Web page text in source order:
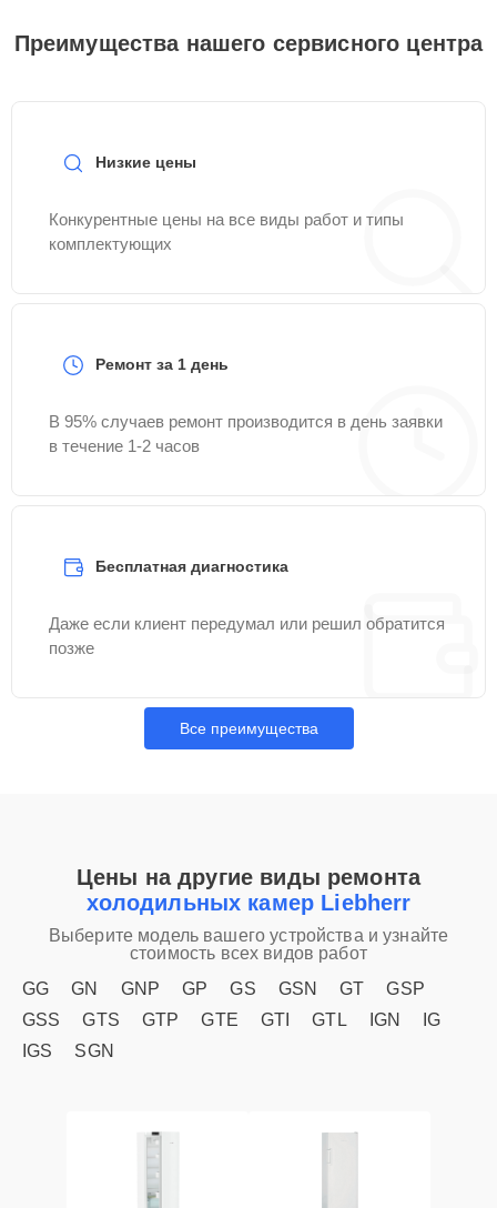
Преимущества нашего сервисного центра
Низкие цены
Конкурентные цены на все виды работ и типы
комплектующих
Ремонт за 1 день
В 95% случаев ремонт производится в день заявки
в течение 1-2 часов
Бесплатная диагностика
Даже если клиент передумал или решил обратится
позже
Все преимущества
Цены на другие виды ремонта
холодильных камер Liebherr
Выберите модель вашего устройства и узнайте
стоимость всех видов работ
GG
GN GNP GP GS GSN GT
GSP
GSS
GTS GTP GTE GTI GTL IGN
IG
IGS
SGN